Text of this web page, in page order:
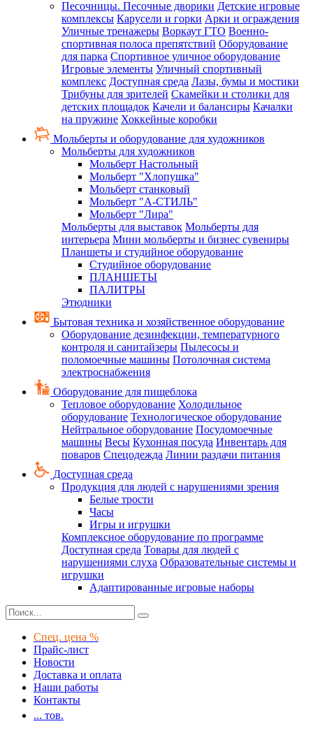
Песочницы. Песочные дворики Детские игровые
комплексы Карусели и горки Арки и ограждения
Уличные тренажеры Воркаут ГТО Военно-
спортивная полоса препятствий Оборудование
для парка Спортивное уличное оборудование
Игровые элементы Уличный спортивный
комплекс Доступная среда Лазы, бумы и мостики
Трибуны для зрителей Скамейки и столики для
детских площадок Качели и балансиры Качалки
на пружине Хоккейные коробки
Мольберты и оборудование для художников
Мольберты для художников
Мольберт Настольный
Мольберт "Хлопушка"
Мольберт станковый
Мольберт "А-СТИЛЬ"
Мольберт "Лира"
Мольберты для выставок Мольберты для
интерьера Мини мольберты и бизнес сувениры
Планшеты и студийное оборудование
Студийное оборудование
ПЛАНШЕТЫ
ПАЛИТРЫ
Этюдники
Бытовая техника и хозяйственное оборудование
Оборудование дезинфекции, температурного
контроля и санитайзеры Пылесосы и
поломоечные машины Потолочная система
электроснабжения
Оборудование для пищеблока
Тепловое оборудование Холодильное
оборудование Технологическое оборудование
Нейтральное оборудование Посудомоечные
машины Весы Кухонная посуда Инвентарь для
поваров Спецодежда Линии раздачи питания
Доступная среда
Продукция для людей с нарушениями зрения
Белые трости
Часы
Игры и игрушки
Комплексное оборудование по программе
Доступная среда Товары для людей с
нарушениями слуха Образовательные системы и
игрушки
Адаптированные игровые наборы
Спец. цена %
Прайс-лист
Новости
Доставка и оплата
Наши работы
Контакты
... тов.